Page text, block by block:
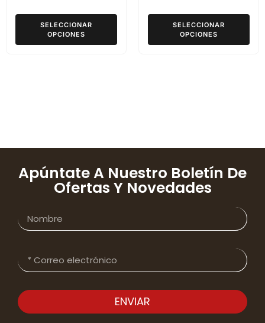
SELECCIONAR
OPCIONES
SELECCIONAR
OPCIONES
Apúntate A Nuestro Boletín De
Ofertas Y Novedades
ENVIAR